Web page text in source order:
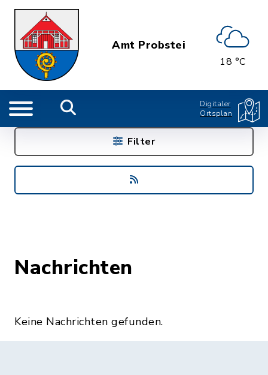
Amt Probstei
18 °C
Digitaler
Ortsplan
Nachrichten
Keine Nachrichten gefunden.
Filter